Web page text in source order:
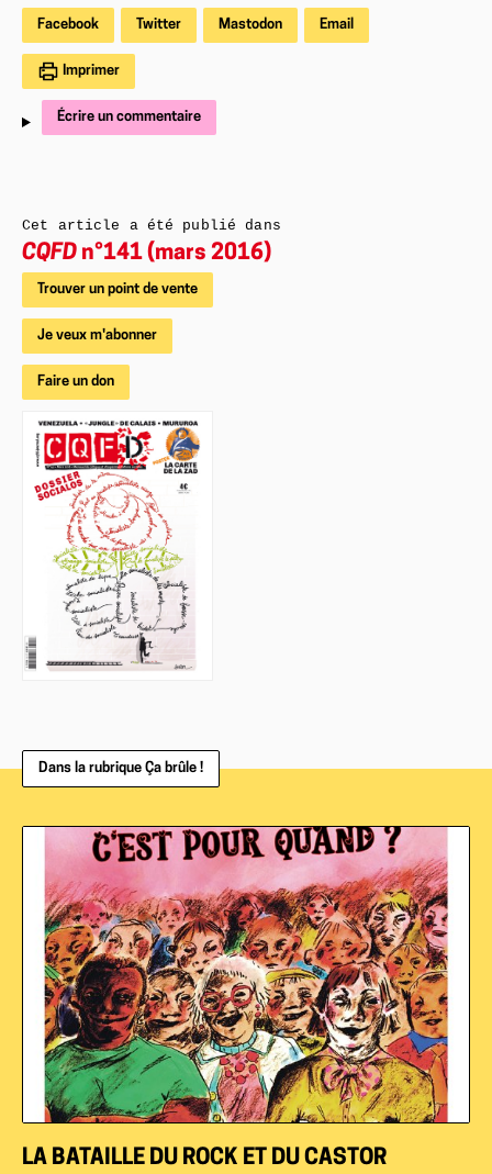
Facebook Twitter Mastodon Email
Imprimer
Écrire un commentaire
Cet article a été publié dans
CQFD n°141 (mars 2016)
Trouver un point de vente
Je veux m'abonner
Faire un don
Dans la rubrique Ça brûle !
LA BATAILLE DU ROCK ET DU CASTOR